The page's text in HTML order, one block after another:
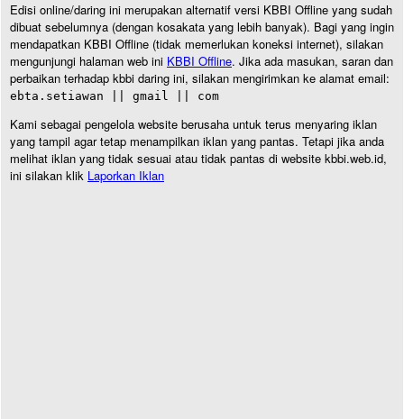
Edisi online/daring ini merupakan alternatif versi KBBI Offline yang sudah
dibuat sebelumnya (dengan kosakata yang lebih banyak). Bagi yang ingin
mendapatkan KBBI Offline (tidak memerlukan koneksi internet), silakan
mengunjungi halaman web ini KBBI Offline. Jika ada masukan, saran dan
perbaikan terhadap kbbi daring ini, silakan mengirimkan ke alamat email:
ebta.setiawan || gmail || com
Kami sebagai pengelola website berusaha untuk terus menyaring iklan
yang tampil agar tetap menampilkan iklan yang pantas. Tetapi jika anda
melihat iklan yang tidak sesuai atau tidak pantas di website kbbi.web.id,
ini silakan klik Laporkan Iklan